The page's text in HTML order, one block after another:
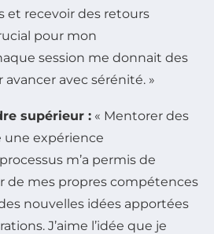
et recevoir des retours
pour mon
session me donnait des
avec sérénité. »
supérieur : « Mentorer des
une expérience
m’a permis de
de mes propres compétences
nouvelles idées apportées
J’aime l’idée que je